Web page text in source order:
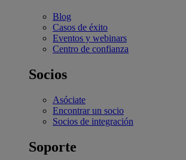
Blog
Casos de éxito
Eventos y webinars
Centro de confianza
Socios
Asóciate
Encontrar un socio
Socios de integración
Soporte